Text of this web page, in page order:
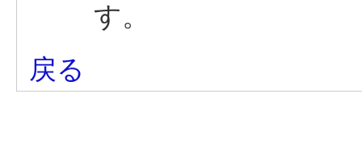
す。
戻る